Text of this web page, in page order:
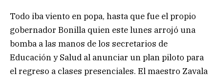
Todo iba viento en popa, hasta que fue el propio
gobernador Bonilla quien este lunes arrojó una
bomba a las manos de los secretarios de
Educación y Salud al anunciar un plan piloto para
el regreso a clases presenciales. El maestro Zavala